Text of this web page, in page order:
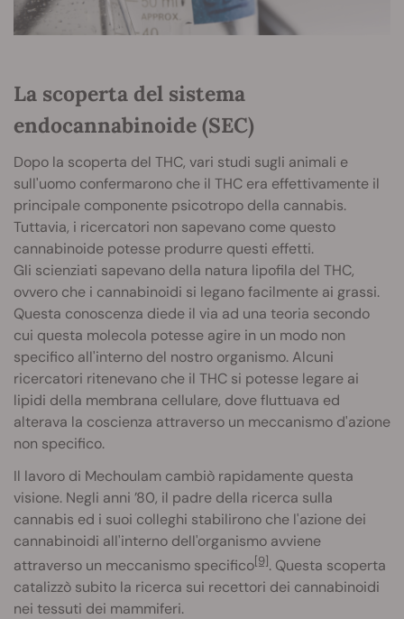
La scoperta del sistema
endocannabinoide (SEC)
Dopo la scoperta del THC, vari studi sugli animali e
sull'uomo confermarono che il THC era effettivamente il
principale componente psicotropo della cannabis.
Tuttavia, i ricercatori non sapevano come questo
cannabinoide potesse produrre questi effetti.
Gli scienziati sapevano della natura lipofila del THC,
ovvero che i cannabinoidi si legano facilmente ai grassi.
Questa conoscenza diede il via ad una teoria secondo
cui questa molecola potesse agire in un modo non
specifico all'interno del nostro organismo. Alcuni
ricercatori ritenevano che il THC si potesse legare ai
lipidi della membrana cellulare, dove fluttuava ed
alterava la coscienza attraverso un meccanismo d'azione
non specifico.
Il lavoro di Mechoulam cambiò rapidamente questa
visione. Negli anni ’80, il padre della ricerca sulla
cannabis ed i suoi colleghi stabilirono che l'azione dei
cannabinoidi all'interno dell'organismo avviene
attraverso un meccanismo specifico[9]. Questa scoperta
catalizzò subito la ricerca sui recettori dei cannabinoidi
nei tessuti dei mammiferi.